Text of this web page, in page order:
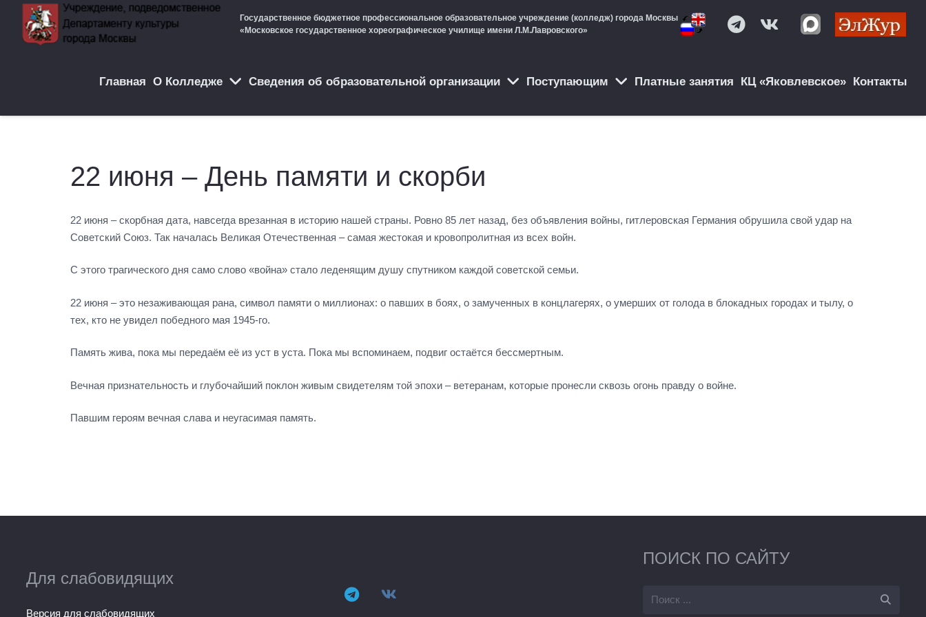
Государственное бюджетное профессиональное образовательное учреждение (колледж) города Москвы
«Московское государственное хореографическое училище имени Л.М.Лавровского»
Главная О Колледже Cведения об образовательной организации Поступающим Платные занятия КЦ «Яковлевское» Контакты
22 июня – День памяти и скорби
22 июня – скорбная дата, навсегда врезанная в историю нашей страны. Ровно 85 лет назад, без объявления войны, гитлеровская Германия обрушила свой удар на
Советский Союз. Так началась Великая Отечественная – самая жестокая и кровопролитная из всех войн.
С этого трагического дня само слово «война» стало леденящим душу спутником каждой советской семьи.
22 июня – это незаживающая рана, символ памяти о миллионах: о павших в боях, о замученных в концлагерях, о умерших от голода в блокадных городах и тылу, о
тех, кто не увидел победного мая 1945-го.
Память жива, пока мы передаём её из уст в уста. Пока мы вспоминаем, подвиг остаётся бессмертным.
Вечная признательность и глубочайший поклон живым свидетелям той эпохи – ветеранам, которые пронесли сквозь огонь правду о войне.
Павшим героям вечная слава и неугасимая память.
Для слабовидящих
Версия для слабовидящих
ПОИСК ПО САЙТУ